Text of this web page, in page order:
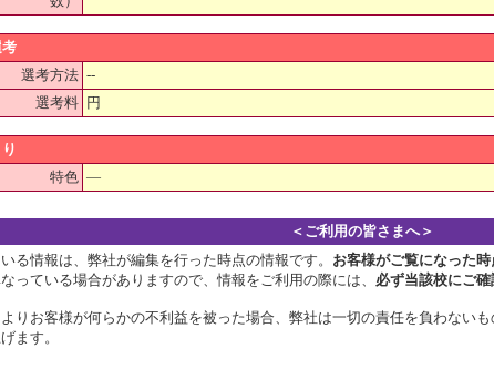
選考方法 --
選考料 円
特色 ―
＜ご利用の皆さまへ＞
る情報は、弊社が編集を行った時点の情報です。 お客様がご覧になった
っている場合がありますので、情報をご利用の際には、 必ず当該校にご確
りお客様が何らかの不利益を被った場合、弊社は一切の責任を負わない
ます。